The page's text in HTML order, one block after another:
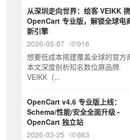
从深圳走向世界：绘客 VEIKK
OpenCart 专业版，解锁全球电
新引擎
2026-05-07
916
想要低成本搭建覆盖全球的官方
本文深度剖析知名数位屏品牌
VEIKK（...
OpenCart v4.6 专业版上线：
Schema/性能/安全全面升级 -
OpenCart 独立站
2026-03-25
863